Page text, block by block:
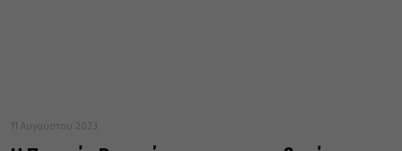
11 Αυγούστου 2023